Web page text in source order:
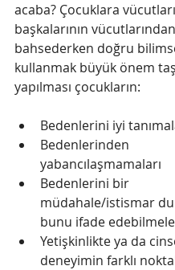
acaba? Çocuklara
başkalarının vücutlarından
bahsederken doğru
kullanmak büyük önem
yapılması çocukların:
Bedenlerini iyi
Bedenlerinden
yabancılaşmamaları
Bedenlerini bir
müdahale/istismar
bunu ifade
Yetişkinlikte ya da
deneyimin farklı